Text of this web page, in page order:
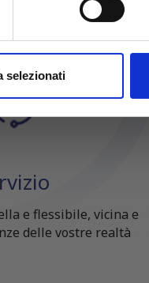
imposta le tue preferenze
per fornire funzionalità
selezionati
e flessibile, vicina e
delle vostre realtà